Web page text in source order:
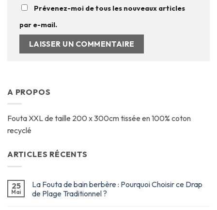
Prévenez-moi de tous les nouveaux articles
par e-mail.
A PROPOS
Fouta XXL de taille 200 x 300cm tissée en 100% coton
recyclé
ARTICLES RÉCENTS
25
Mai
La Fouta de bain berbère : Pourquoi Choisir ce Drap
de Plage Traditionnel ?